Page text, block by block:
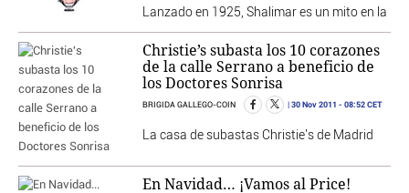
Lanzado en 1925, Shalimar es un mito en la
Christie’s subasta los 10 corazones
de la calle Serrano a beneficio de
los Doctores Sonrisa
BRIGIDA GALLEGO-COIN 30 Nov 2011 - 08:52 CET
La casa de subastas Christie's de Madrid
En Navidad… ¡Vamos al Price!